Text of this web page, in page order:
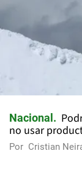
Nacional
no usar
Por Cristian